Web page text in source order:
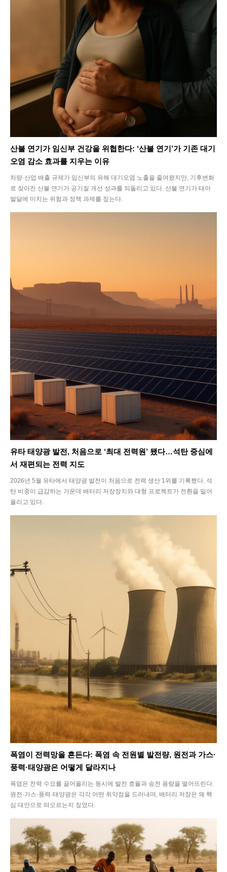
Article
Tech
산불 연기가 임신부 건강을 위협한다: ‘산불 연기’가 기존 대기
오염 감소 효과를 지우는 이유
차량·산업 배출 규제가 임신부의 유해 대기오염 노출을 줄여왔지만, 기후변화
로 잦아진 산불 연기가 공기질 개선 성과를 되돌리고 있다. 산불 연기가 태아
발달에 미치는 위험과 정책 과제를 짚는다.
유타 태양광 발전, 처음으로 ‘최대 전력원’ 됐다…석탄 중심에
서 재편되는 전력 지도
2026년 5월 유타에서 태양광 발전이 처음으로 전력 생산 1위를 기록했다. 석
탄 비중이 급감하는 가운데 배터리 저장장치와 대형 프로젝트가 전환을 밀어
올리고 있다.
폭염이 전력망을 흔든다: 폭염 속 전원별 발전량, 원전과 가스·
풍력·태양광은 어떻게 달라지나
폭염은 전력 수요를 끌어올리는 동시에 발전 효율과 송전 용량을 떨어뜨린다.
원전·가스·풍력·태양광은 각각 어떤 취약점을 드러내며, 배터리 저장은 왜 핵
심 대안으로 떠오르는지 짚었다.